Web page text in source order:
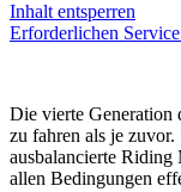
Inhalt entsperren
Erforderlichen
Die vierte Generation
zu fahren als je
ausbalancierte
allen Bedingungen